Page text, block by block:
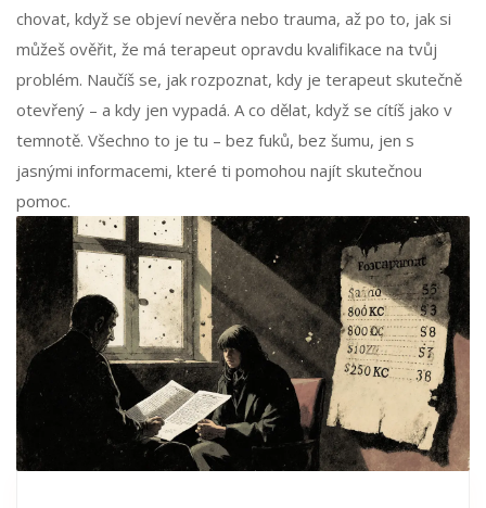
chovat, když se objeví nevěra nebo trauma, až po to, jak si
můžeš ověřit, že má terapeut opravdu kvalifikace na tvůj
problém. Naučíš se, jak rozpoznat, kdy je terapeut skutečně
otevřený – a kdy jen vypadá. A co dělat, když se cítíš jako v
temnotě. Všechno to je tu – bez fuků, bez šumu, jen s
jasnými informacemi, které ti pomohou najít skutečnou
pomoc.